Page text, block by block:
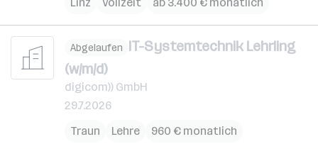
Abgelaufen IT-Systemtechnik Lehrling
(w/m/d)
digicom)) GmbH
29.7.2026
Traun
Lehre 960 € monatlich